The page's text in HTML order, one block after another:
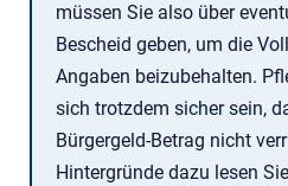
müssen Sie also über
Bescheid geben, um die
Angaben beizubehalten.
sich trotzdem sicher sein,
Bürgergeld-Betrag nicht
Hintergründe dazu lesen Sie